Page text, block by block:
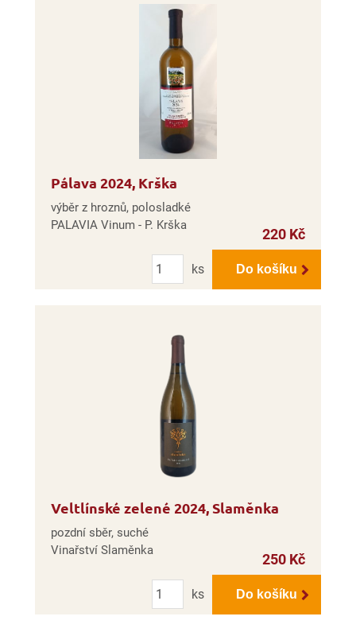
Pálava 2024, Krška
výběr z hroznů, polosladké
PALAVIA Vinum - P. Krška
220 Kč
Počet
ks
Do košíku
Veltlínské zelené 2024, Slaměnka
pozdní sběr, suché
Vinařství Slaměnka
250 Kč
Počet
ks
Do košíku